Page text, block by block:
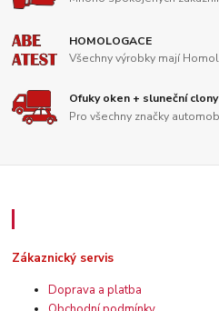
HOMOLOGACE
Všechny výrobky mají
Ofuky oken + sluneční clony
Pro všechny značky
Zákaznický servis
Doprava a platba